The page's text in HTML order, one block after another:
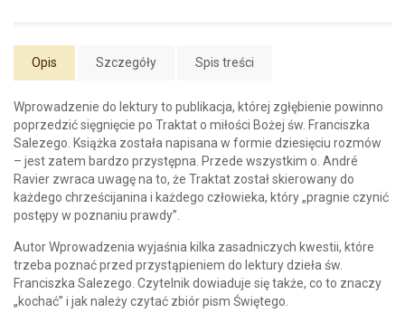
Opis Szczegóły Spis treści
Wprowadzenie do lektury to publikacja, której zgłębienie powinno
poprzedzić sięgnięcie po Traktat o miłości Bożej św. Franciszka
Salezego. Książka została napisana w formie dziesięciu rozmów
– jest zatem bardzo przystępna. Przede wszystkim o. André
Ravier zwraca uwagę na to, że Traktat został skierowany do
każdego chrześcijanina i każdego człowieka, który „pragnie czynić
postępy w poznaniu prawdy”.
Autor Wprowadzenia wyjaśnia kilka zasadniczych kwestii, które
trzeba poznać przed przystąpieniem do lektury dzieła św.
Franciszka Salezego. Czytelnik dowiaduje się także, co to znaczy
„kochać” i jak należy czytać zbiór pism Świętego.